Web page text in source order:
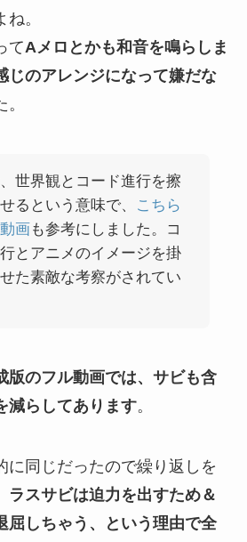
。
てAメロとかも和音を鳴らしま
じのアレンジになって嫌だな
世界観とコード進行を擦
るという意味で、
こちら
画も参考にしました。コ
とアニメのイメージを掛
た素敵な考察がされてい
版のフル動画では、サビも含
減らしてあります。
に同じだったので繰り返しを
ラスサビは迫力を出すため＆
屈しちゃう、という理由で全